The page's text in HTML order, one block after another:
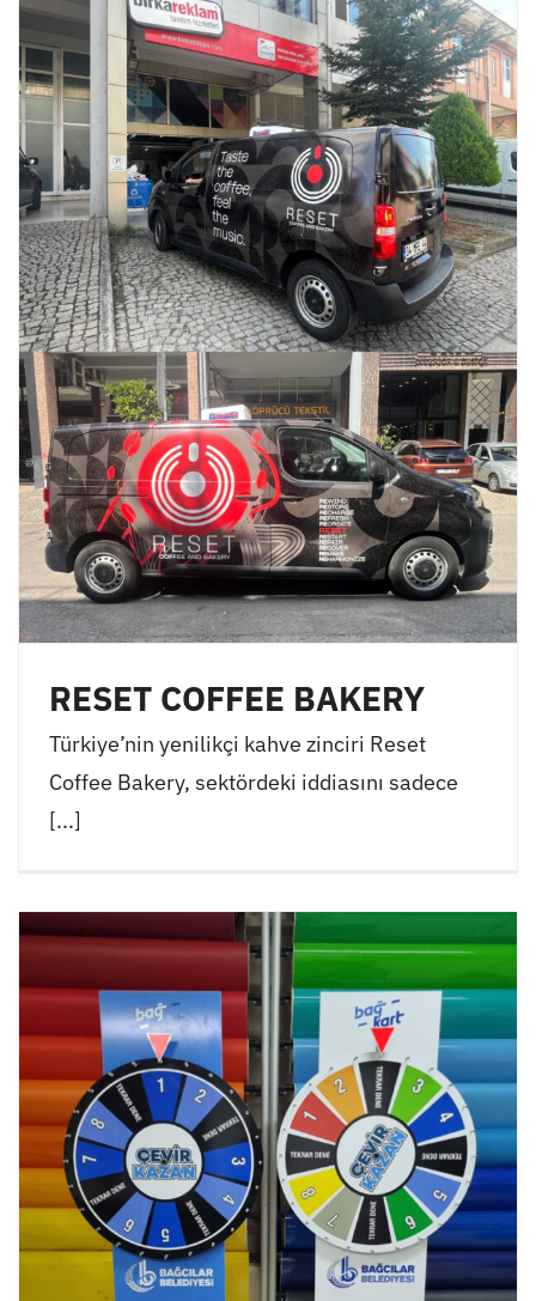
RESET COFFEE BAKERY
Türkiye’nin yenilikçi kahve zinciri Reset
Coffee Bakery, sektördeki iddiasını sadece
[...]